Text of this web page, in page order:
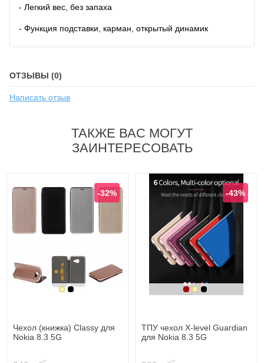
- Легкий вес, без запаха
- Функция подставки, карман, открытый динамик
ОТЗЫВЫ (0)
Написать отзыв
ТАКЖЕ ВАС МОГУТ
ЗАИНТЕРЕСОВАТЬ
Золотой
Черный
-32%
Чехол (книжка) Classy для
Nokia 8.3 5G
Бордовый
Золотой
Черный
-43%
ТПУ чехол X-level Guardiаn
для Nokia 8.3 5G